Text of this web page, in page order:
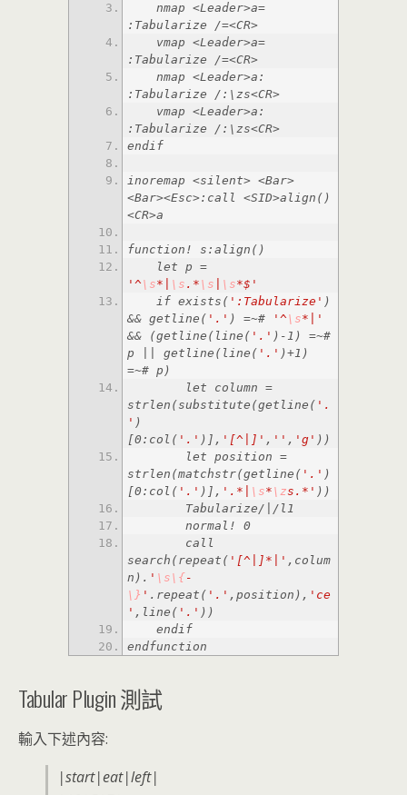
nmap <Leader>a=
:Tabularize /=<CR>
vmap <Leader>a=
nmap <Leader>a:
:Tabularize /:\zs<CR>
vmap <Leader>a:
endif
inoremap <silent> <Bar>
<Bar><Esc>:call <SID>align()
let p =
'^ \s*| \s .* \s \s*$'
if exists( ':Tabularize' )
&& getline( '.' ) =~# '^ \s*|'
&& (getline(line( '.' )-1) =~#
p || getline(line( '.' )+1)
let column =
strlen(substitute(getline( '.
' )
[0:col( '.' )], '[^|]' , '' , 'g'
let position =
strlen(matchstr(getline( '.' )
[0:col( '.' )], '.*| \s* \zs.*'
normal! 0
call
search(repeat( '[^|]*|' ,colum
n). ' \s \{-
\} ' .repeat( '.' ,position), 'ce
' ,line( '.'
endif
endfunction
Tabular Plugin 測試
輸入下述內容:
|start|eat|left|